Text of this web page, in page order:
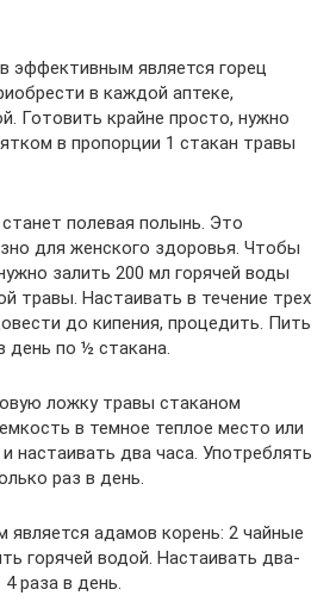
эффективным является горец
в каждой аптеке,
Готовить крайне просто, нужно
в пропорции 1 стакан травы
полевая полынь. Это
для женского здоровья. Чтобы
залить 200 мл горячей воды
травы. Настаивать в течение трех
до кипения, процедить. Пить
день по ½ стакана.
ложку травы стаканом
в темное теплое место или
настаивать два часа. Употреблять
раз в день.
адамов корень: 2 чайные
горячей водой. Настаивать два-
раза в день.